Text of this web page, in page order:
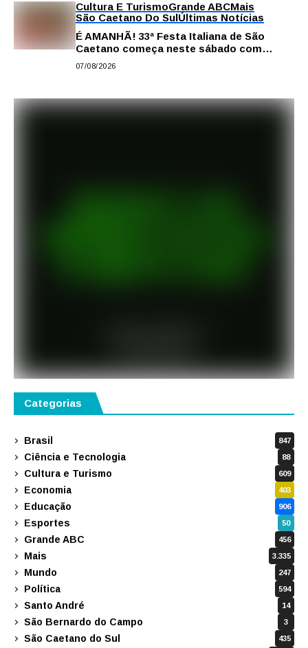
Cultura E TurismoGrande ABCMais
São Caetano Do SulÚltimas Notícias
É AMANHÃ! 33ª Festa Italiana de São
Caetano começa neste sábado com
gastronomia, música e solidariedade
07/08/2026
Categorias
Brasil 847
Ciência e Tecnologia 88
Cultura e Turismo 609
Economia 403
Educação 906
Esportes 50
Grande ABC 456
Mais 3.335
Mundo 247
Política 594
Santo André 14
São Bernardo do Campo 3
São Caetano do Sul 435